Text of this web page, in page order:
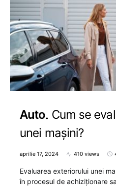
Auto Cum se
unei mașini?
aprilie 17, 2024 410 views
Evaluarea exteriorului unei
în procesul de achiziționare